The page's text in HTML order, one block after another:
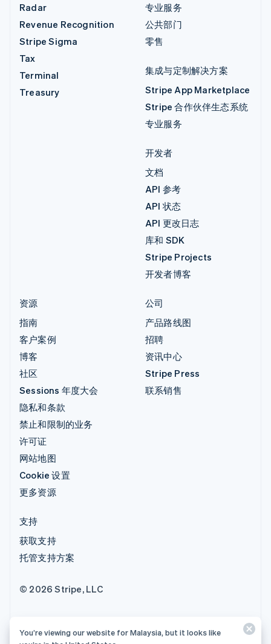
Radar
Revenue Recognition
Stripe Sigma
Tax
Terminal
Treasury
专业服务
公共部门
零售
集成与定制解决方案
Stripe App Marketplace
Stripe 合作伙伴生态系统
专业服务
开发者
文档
API 参考
API 状态
API 更改日志
库和 SDK
Stripe Projects
开发者博客
资源
指南
客户案例
博客
社区
Sessions 年度大会
隐私和条款
禁止和限制的业务
许可证
网站地图
Cookie 设置
更多资源
公司
产品路线图
招聘
资讯中心
Stripe Press
联系销售
支持
获取支持
托管支持方案
© 2026 Stripe, LLC
You’re viewing our website for Malaysia, but it looks like